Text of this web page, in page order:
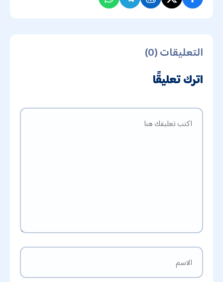
التعليقات (0)
اترك تعليقًا